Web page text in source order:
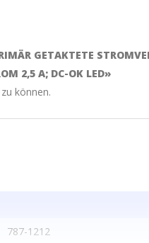
GETAKTETE
2,5 A; DC-OK LED»
können.
787-1212